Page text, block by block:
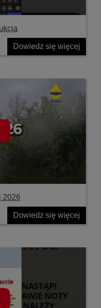
Dowiedz się więcej
2026
Dowiedz się więcej